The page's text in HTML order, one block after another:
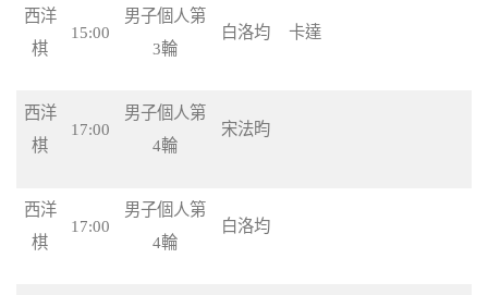
西洋
棋
15:00
男子個人第
3輪
白洛均 卡達
西洋
棋
17:00
男子個人第
4輪
宋法昀
西洋
棋
17:00
男子個人第
4輪
白洛均